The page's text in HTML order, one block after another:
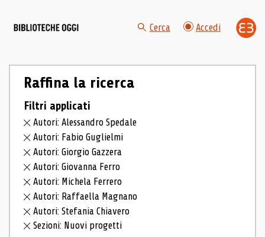
Cerca Accedi
Raffina la ricerca
Filtri applicati
Autori: Alessandro Spedale
Autori: Fabio Guglielmi
Autori: Giorgio Gazzera
Autori: Giovanna Ferro
Autori: Michela Ferrero
Autori: Raffaella Magnano
Autori: Stefania Chiavero
Sezioni: Nuovi progetti